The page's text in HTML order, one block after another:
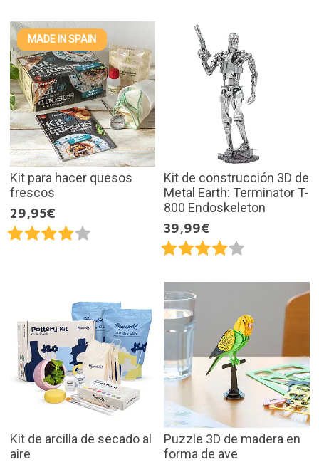
MADE IN SPAIN
Kit para hacer quesos
frescos
29,95€
Kit de construcción 3D de
Metal Earth: Terminator T-
800 Endoskeleton
39,99€
Kit de arcilla de secado al
aire
Puzzle 3D de madera en
forma de ave